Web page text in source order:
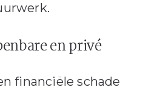
en privé
financiële schade